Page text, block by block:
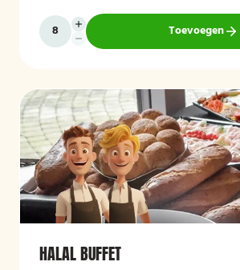
Toevoegen
HALAL BUFFET